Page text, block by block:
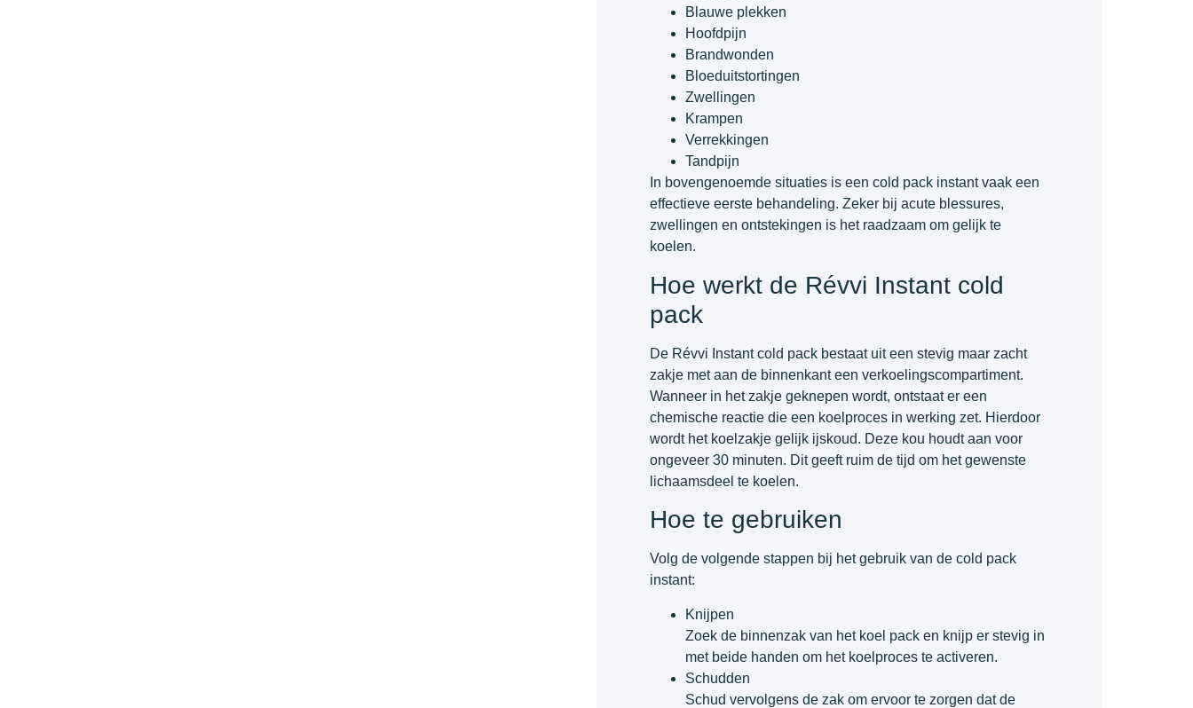
Blauwe plekken
Hoofdpijn
Brandwonden
Bloeduitstortingen
Zwellingen
Krampen
Verrekkingen
Tandpijn
In bovengenoemde situaties is een cold pack instant vaak een
effectieve eerste behandeling. Zeker bij acute blessures,
zwellingen en ontstekingen is het raadzaam om gelijk te
koelen.
Hoe werkt de Révvi Instant cold
pack
De Révvi Instant cold pack bestaat uit een stevig maar zacht
zakje met aan de binnenkant een verkoelingscompartiment.
Wanneer in het zakje geknepen wordt, ontstaat er een
chemische reactie die een koelproces in werking zet. Hierdoor
wordt het koelzakje gelijk ijskoud. Deze kou houdt aan voor
ongeveer 30 minuten. Dit geeft ruim de tijd om het gewenste
lichaamsdeel te koelen.
Hoe te gebruiken
Volg de volgende stappen bij het gebruik van de cold pack
instant:
Knijpen
Zoek de binnenzak van het koel pack en knijp er stevig in
met beide handen om het koelproces te activeren.
Schudden
Schud vervolgens de zak om ervoor te zorgen dat de